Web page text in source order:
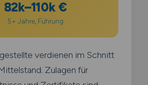
82k–110k €
5+ Jahre, Führung
verdienen im Schnitt
Zulagen für